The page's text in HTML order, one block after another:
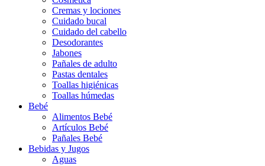
Cremas y lociones
Cuidado bucal
Cuidado del cabello
Desodorantes
Jabones
Pañales de adulto
Pastas dentales
Toallas higiénicas
Toallas húmedas
Bebé
Alimentos Bebé
Artículos Bebé
Pañales Bebé
Bebidas y Jugos
Aguas